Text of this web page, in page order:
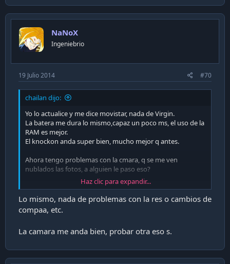
NaNoX
Ingeniebrio
19 Julio 2014 #70
chailan dijo:
Yo lo actualice y me dice movistar, nada de Virgin.
La batera me dura lo mismo,capaz un poco ms, el uso de la
RAM es mejor.
El knockon anda super bien, mucho mejor q antes.
Ahora tengo problemas con la cmara, q se me ven
nublados las fotos, a alguien le paso eso?
Sent from my LG-D805 using CHW mobile app
Haz clic para expandir...
Lo mismo, nada de problemas con la res o cambios de
compaa, etc.
La camara me anda bien, probar otra eso s.